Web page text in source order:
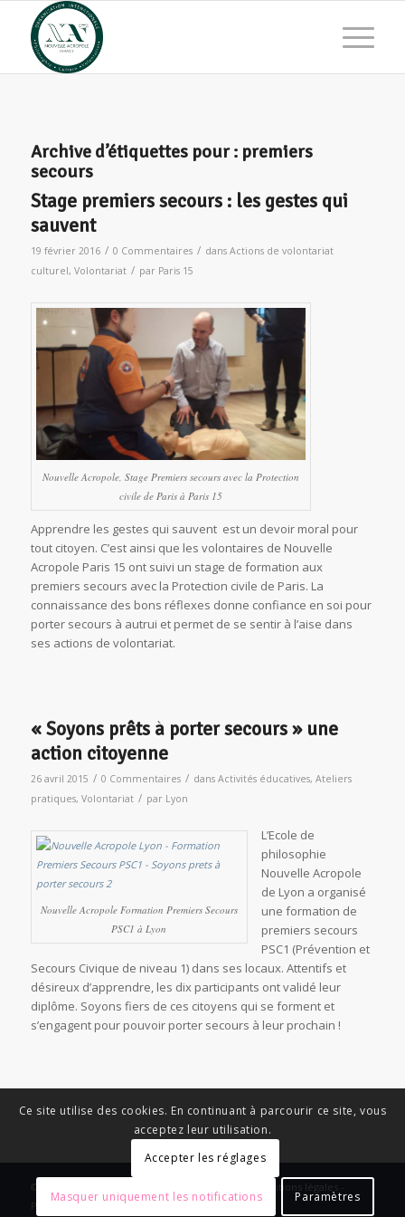
Archive d’étiquettes pour : premiers
secours
Stage premiers secours : les gestes qui
sauvent
19 février 2016 / 0 Commentaires / dans Actions de volontariat
culturel, Volontariat / par Paris 15
Nouvelle Acropole, Stage Premiers secours avec la Protection
civile de Paris à Paris 15
Apprendre les gestes qui sauvent est un devoir moral pour
tout citoyen. C’est ainsi que les volontaires de Nouvelle
Acropole Paris 15 ont suivi un stage de formation aux
premiers secours avec la Protection civile de Paris. La
connaissance des bons réflexes donne confiance en soi pour
porter secours à autrui et permet de se sentir à l’aise dans
ses actions de volontariat.
« Soyons prêts à porter secours » une
action citoyenne
26 avril 2015 / 0 Commentaires / dans Activités éducatives, Ateliers
pratiques, Volontariat / par Lyon
Nouvelle Acropole Formation Premiers Secours
PSC1 à Lyon
L’Ecole de
philosophie
Nouvelle Acropole
de Lyon a organisé
une formation de
premiers secours
PSC1 (Prévention et
Secours Civique de niveau 1) dans ses locaux. Attentifs et
désireux d’apprendre, les dix participants ont validé leur
diplôme. Soyons fiers de ces citoyens qui se forment et
s’engagent pour pouvoir porter secours à leur prochain !
© Copyright - News Nouvelle Acropole - 2023 - Mentions légales -
Politique de confidentialité
Ce site utilise des cookies. En continuant à parcourir ce site, vous
acceptez leur utilisation.
Accepter les réglages
Masquer uniquement les notifications Paramètres